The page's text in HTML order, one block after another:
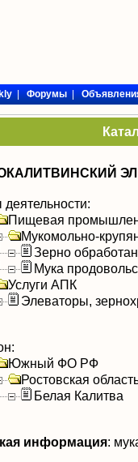
|Форумы|
Пищевая
Мукомольно-
Зерно
Мука
Услуги АПК
Элеваторы,
Южный ФО РФ
Ростовская
Белая Калитва
информация: